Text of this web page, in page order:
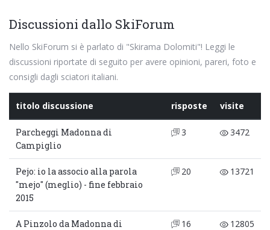
Discussioni dallo SkiForum
Nello SkiForum si è parlato di "Skirama Dolomiti"! Leggi le
discussioni riportate di seguito per avere opinioni, pareri, foto e
consigli dagli sciatori italiani.
titolo discussione risposte visite
Parcheggi Madonna di
Campiglio
3 3472
Pejo: io la associo alla parola
"mejo" (meglio) - fine febbraio
2015
20 13721
A Pinzolo da Madonna di
16 12805